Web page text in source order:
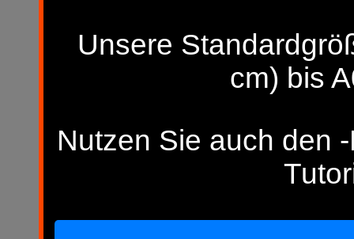
Unsere
cm) bis
Nutzen Sie auch den